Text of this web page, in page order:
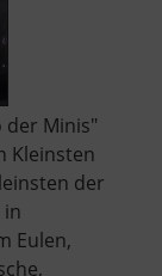
der Minis"
Kleinsten
der
in
Eulen,